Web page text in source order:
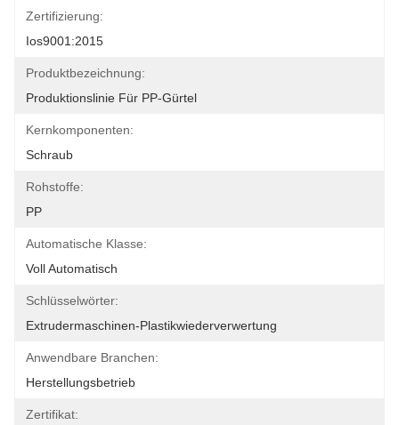
Zertifizierung:
Ios9001:2015
Produktbezeichnung:
Produktionslinie Für PP-Gürtel
Kernkomponenten:
Schraub
Rohstoffe:
PP
Automatische Klasse:
Voll Automatisch
Schlüsselwörter:
Extrudermaschinen-Plastikwiederverwertung
Anwendbare Branchen:
Herstellungsbetrieb
Zertifikat: